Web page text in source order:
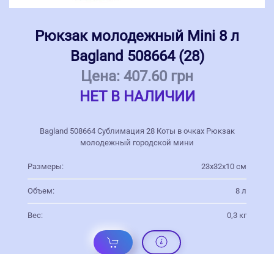
Рюкзак молодежный Mini 8 л
Bagland 508664 (28)
Цена: 407.60 грн
НЕТ В НАЛИЧИИ
Bagland 508664 Сублимация 28 Коты в очках Рюкзак
молодежный городской мини
Размеры: 23х32х10 см
Объем: 8 л
Вес: 0,3 кг